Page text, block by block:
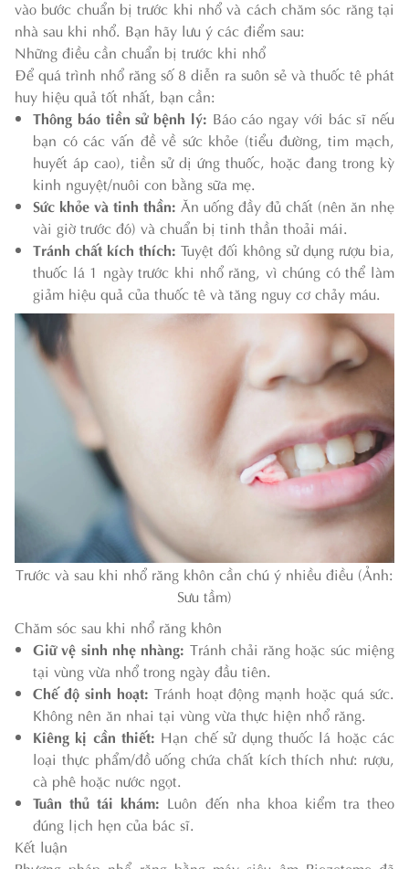
vào bước chuẩn bị trước khi nhổ và cách chăm sóc răng tại
nhà sau khi nhổ. Bạn hãy lưu ý các điểm sau:
Những điều cần chuẩn bị trước khi nhổ
Để quá trình nhổ răng số 8 diễn ra suôn sẻ và thuốc tê phát
huy hiệu quả tốt nhất, bạn cần:
Thông báo tiền sử bệnh lý: Báo cáo ngay với bác sĩ nếu
bạn có các vấn đề về sức khỏe (tiểu đường, tim mạch,
huyết áp cao), tiền sử dị ứng thuốc, hoặc đang trong kỳ
kinh nguyệt/nuôi con bằng sữa mẹ.
Sức khỏe và tinh thần: Ăn uống đầy đủ chất (nên ăn nhẹ
vài giờ trước đó) và chuẩn bị tinh thần thoải mái.
Tránh chất kích thích: Tuyệt đối không sử dụng rượu bia,
thuốc lá 1 ngày trước khi nhổ răng, vì chúng có thể làm
giảm hiệu quả của thuốc tê và tăng nguy cơ chảy máu.
Trước và sau khi nhổ răng khôn cần chú ý nhiều điều (Ảnh:
Sưu tầm)
Chăm sóc sau khi nhổ răng khôn
Giữ vệ sinh nhẹ nhàng: Tránh chải răng hoặc súc miệng
tại vùng vừa nhổ trong ngày đầu tiên.
Chế độ sinh hoạt: Tránh hoạt động mạnh hoặc quá sức.
Không nên ăn nhai tại vùng vừa thực hiện nhổ răng.
Kiêng kị cần thiết: Hạn chế sử dụng thuốc lá hoặc các
loại thực phẩm/đồ uống chứa chất kích thích như: rượu,
cà phê hoặc nước ngọt.
Tuân thủ tái khám: Luôn đến nha khoa kiểm tra theo
đúng lịch hẹn của bác sĩ.
Kết luận